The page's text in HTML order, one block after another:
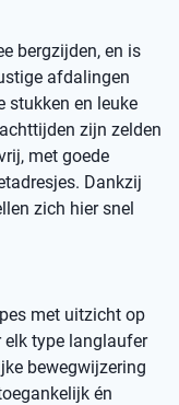
bergzijden, en is
afdalingen
stukken en leuke
zijn zelden
met goede
Dankzij
zich hier snel
met uitzicht op
elk type langlaufer
bewegwijzering
én